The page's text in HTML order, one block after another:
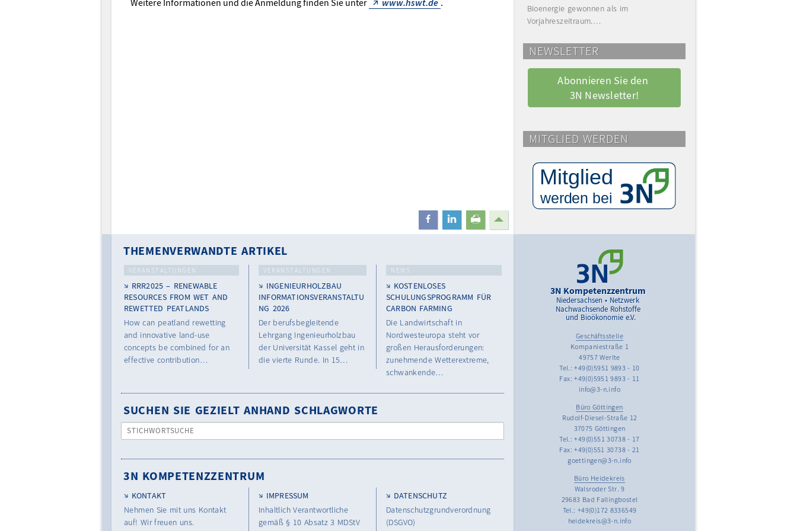
Weitere Informationen und die Anmeldung finden Sie unter www.hswt.de .
teilen mitteilendrucken
Bioenergie gewonnen als im
Vorjahreszeitraum.…
NEWSLETTER
Abonnieren Sie den
3N Newsletter!
MITGLIED WERDEN
THEMENVERWANDTE ARTIKEL
VERANSTALTUNGEN
RRR2025 – RENEWABLE
RESOURCES FROM WET AND
REWETTED PEATLANDS
How can peatland rewetting
and innovative land-use
concepts be combined for an
effective contribution…
VERANSTALTUNGEN
INGENIEURHOLZBAU
INFORMATIONSVERANSTALTU
NG 2026
Der berufsbegleitende
Lehrgang Ingenieurholzbau
der Universität Kassel geht in
die vierte Runde. In 15…
NEWS
KOSTENLOSES
SCHULUNGSPROGRAMM FÜR
CARBON FARMING
Die Landwirtschaft in
Nordwesteuropa steht vor
großen Herausforderungen:
zunehmende Wetterextreme,
schwankende…
SUCHEN SIE GEZIELT ANHAND SCHLAGWORTE
STICHWORTSUCHE
3N KOMPETENZZENTRUM
KONTAKT
Nehmen Sie mit uns Kontakt
auf! Wir freuen uns.
IMPRESSUM
Inhaltlich Verantwortliche
gemäß § 10 Absatz 3 MDStV
DATENSCHUTZ
Datenschutzgrundverordnung
(DSGVO)
3N Kompetenzzentrum
Niedersachsen • Netzwerk
Nachwachsende Rohstoffe
und Bioökonomie e.V.
Geschäftsstelle
Kompaniestraße 1
49757 Werlte
Tel.: +49(0)5951 9893 - 10
Fax: +49(0)5951 9893 - 11
info@3-n.info
Büro Göttingen
Rudolf-Diesel-Straße 12
37075 Göttingen
Tel.: +49(0)551 30738 - 17
Fax: +49(0)551 30738 - 21
goettingen@3-n.info
Büro Heidekreis
Walsroder Str. 9
29683 Bad Fallingbostel
Tel.: +49(0)172 8336549
heidekreis@3-n.info